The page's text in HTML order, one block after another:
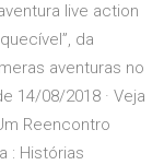
live action
da
aventuras no
14/08/2018 · Veja
Reencontro
: Histórias